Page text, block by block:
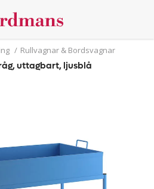
/ Rullvagnar & Bordsvagnar
uttagbart, ljusblå